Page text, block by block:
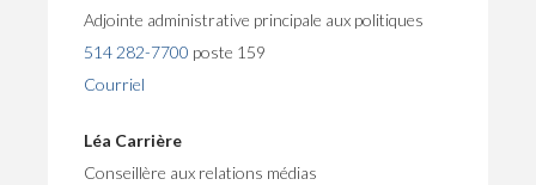
Adjointe administrative principale aux politiques
514 282-7700 poste 159
Courriel
Léa Carrière
Conseillère aux relations médias